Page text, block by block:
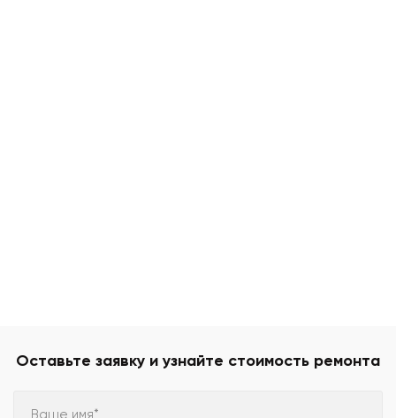
Оставьте заявку и узнайте стоимость ремонта
Ваше имя*